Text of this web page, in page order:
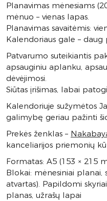
Planavimas mėnesiams
mėnuo – vienas lapas.
Planavimas savaitėmis:
Kalendoriaus gale –
Patvarumo suteikiantis
apsauginiu aplanku,
dėvėjimosi.
Siūtas įrišimas, labai
Kalendoriuje sužymėtos
galimybę geriau pažinti
Prekės ženklas –
kanceliarijos priemonių
Formatas: A5 (153 × 215
Blokai: mėnesiniai planai,
atvartas). Papildomi
planas, užrašų lapai